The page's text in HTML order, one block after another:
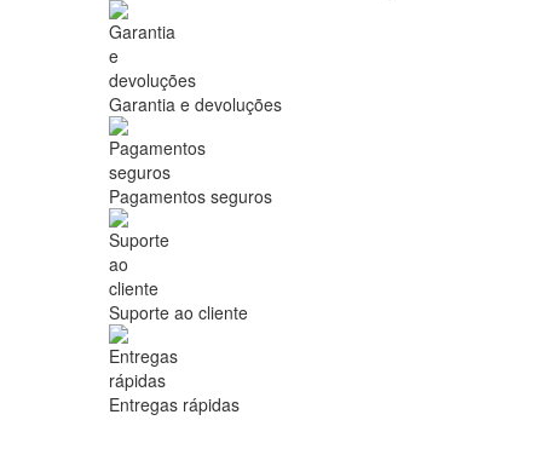
Garantia e devoluções
Pagamentos seguros
Suporte ao cliente
Entregas rápidas